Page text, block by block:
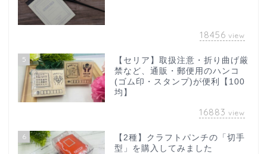
18456 view
5
【セリア】取扱注意・折り曲げ厳
禁など、通販・郵便用のハンコ
(ゴム印・スタンプ)が便利【100
均】
16883 view
6
【2種】クラフトパンチの「切手
型」を購入してみました